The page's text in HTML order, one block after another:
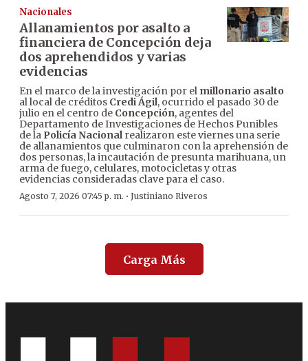
Nacionales
Allanamientos por asalto a
financiera de Concepción deja
dos aprehendidos y varias
evidencias
En el marco de la investigación por el millonario asalto
al local de créditos Credi Ágil, ocurrido el pasado 30 de
julio en el centro de Concepción, agentes del
Departamento de Investigaciones de Hechos Punibles
de la Policía Nacionalrealizaron este viernes una serie
de allanamientos que culminaron con la aprehensión de
dos personas, la incautación de presunta marihuana, un
arma de fuego, celulares, motocicletas y otras
evidencias consideradas clave para el caso.
Agosto 7, 2026 07:45 p. m. · Justiniano Riveros
Carga Más